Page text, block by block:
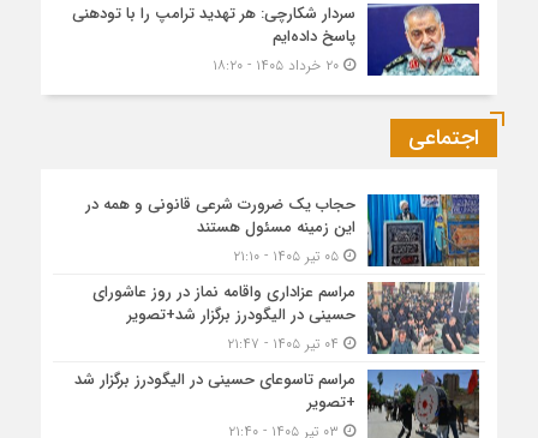
سردار شکارچی: هر تهدید ترامپ را با تودهنی
پاسخ داده‌ایم
۲۰ خرداد ۱۴۰۵ - ۱۸:۲۰
اجتماعی
حجاب یک ضرورت شرعی قانونی و همه در
این زمینه مسئول هستند
۰۵ تیر ۱۴۰۵ - ۲۱:۱۰
مراسم عزاداری واقامه نماز در روز عاشورای
حسینی در الیگودرز برگزار شد+تصویر
مراسم تاسوعای حسینی در الیگودرز برگزار شد
+تصویر